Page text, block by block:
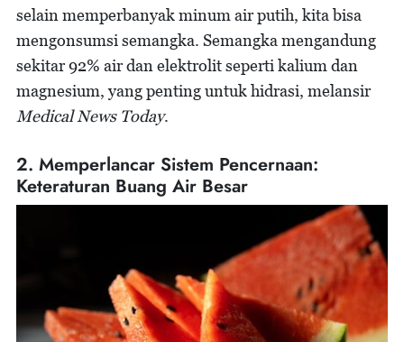
selain memperbanyak minum air putih, kita bisa
mengonsumsi semangka. Semangka mengandung
sekitar 92% air dan elektrolit seperti kalium dan
magnesium, yang penting untuk hidrasi, melansir
Medical News Today.
2. Memperlancar Sistem Pencernaan:
Keteraturan Buang Air Besar